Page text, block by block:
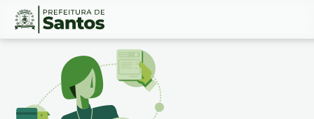
Ir
Conteúdo